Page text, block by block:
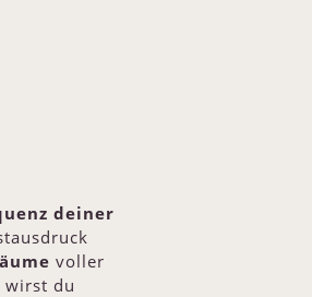
deiner
voller
wirst du